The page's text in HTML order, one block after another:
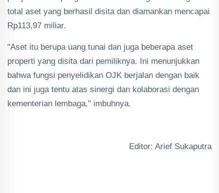
total aset yang berhasil disita dan diamankan mencapai
Rp113,97 miliar.
"Aset itu berupa uang tunai dan juga beberapa aset
properti yang disita dari pemiliknya. Ini menunjukkan
bahwa fungsi penyelidikan OJK berjalan dengan baik
dan ini juga tentu atas sinergi dan kolaborasi dengan
kementerian lembaga," imbuhnya.
Editor: Arief Sukaputra